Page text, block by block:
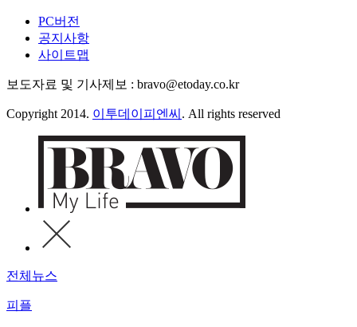
PC버전
공지사항
사이트맵
보도자료 및 기사제보 : bravo@etoday.co.kr
Copyright 2014. 이투데이피엔씨 . All rights reserved
전체뉴스
피플